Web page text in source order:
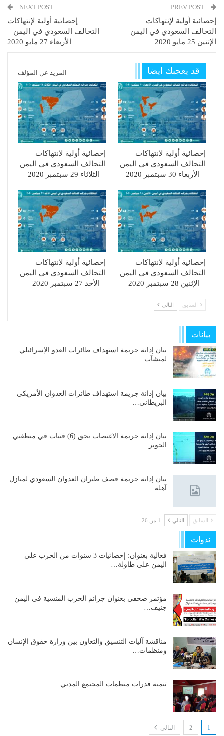
إحصائية أولية لإنتهاكات
التحالف السعودي في اليمن –
الإثنين 25 مايو 2020
NEXT POST
إحصائية أولية لإنتهاكات
التحالف السعودي في اليمن –
الأربعاء 27 مايو 2020
قد يعجبك ايضا المزيد عن المؤلف
إحصائية أولية لإنتهاكات
التحالف السعودي في اليمن
– الأربعاء 30 سبتمبر 2020
إحصائية أولية لإنتهاكات
التحالف السعودي في اليمن
– الثلاثاء 29 سبتمبر 2020
إحصائية أولية لإنتهاكات
التحالف السعودي في اليمن
– الإثنين 28 سبتمبر 2020
إحصائية أولية لإنتهاكات
التحالف السعودي في اليمن
– الأحد 27 سبتمبر 2020
السابق التالي
بيانات
بيان إدانة جريمة استهداف طائرات العدو الإسرائيلي
لمنشآت…
بيان إدانة جريمة استهداف طائرات العدوان الأمريكي
البريطاني…
بيان إدانة جريمة الاغتصاب بحق (6) فتيات في منطقتي
الجوير…
بيان إدانة جريمة قصف طيران العدوان السعودي لمنازل
آهلة…
السابق التالي 1 من 26
ندوات
فعالية بعنوان: إحصائيات 3 سنوات من الحرب على
اليمن على طاولة…
مؤتمر صحفي بعنوان جرائم الحرب المنسية في اليمن –
جنيف…
مناقشة آليات التنسيق والتعاون بين وزارة حقوق الإنسان
ومنظمات…
تنمية قدرات منظمات المجتمع المدني
1
2 التالي